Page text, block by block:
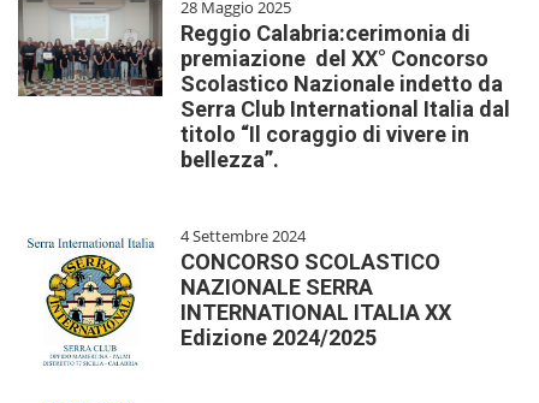
28 Maggio 2025
Reggio Calabria:cerimonia di
premiazione del XX° Concorso
Scolastico Nazionale indetto da
Serra Club International Italia dal
titolo “Il coraggio di vivere in
bellezza”.
4 Settembre 2024
CONCORSO SCOLASTICO
NAZIONALE SERRA
INTERNATIONAL ITALIA XX
Edizione 2024/2025